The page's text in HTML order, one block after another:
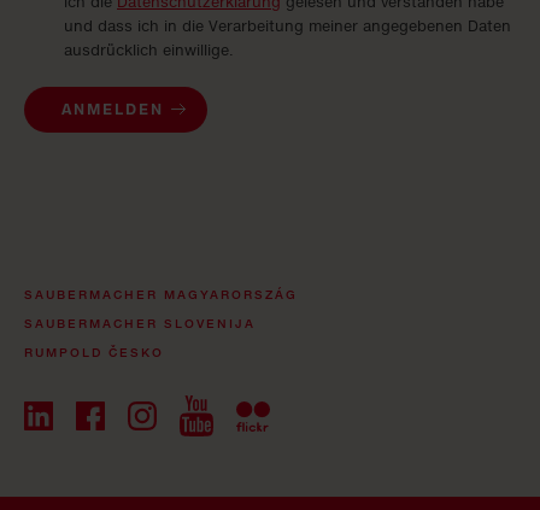
und dass ich in die Verarbeitung meiner angegebenen Daten
ausdrücklich einwillige.
ANMELDEN
SAUBERMACHER MAGYARORSZÁG
SAUBERMACHER SLOVENIJA
RUMPOLD ČESKO